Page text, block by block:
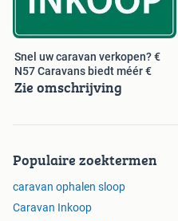
UF 560 FFe 560 CFe 560
650 WFU 720 UKFe 720
1985 1986 1987 1988 1989
1995 1996 1997 1998 1999
2005 2006 2007 2008
2009
Snel uw caravan verkopen? €
N57 Caravans biedt méér €
Zie omschrijving
Populaire zoektermen
caravan ophalen sloop
Caravan Inkoop